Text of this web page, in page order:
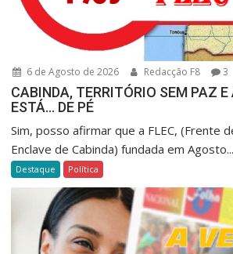
6 de Agosto de 2026 Redacção F8 3
CABINDA, TERRITÓRIO SEM PAZ
ESTÁ… DE PÉ
Sim, posso afirmar que a FLEC, (Frente
Enclave de Cabinda) fundada em Agosto...
Destaque Política